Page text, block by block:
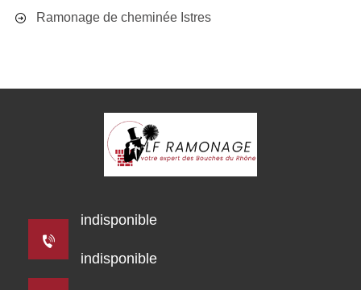
Ramonage de cheminée Istres
indisponible
indisponible